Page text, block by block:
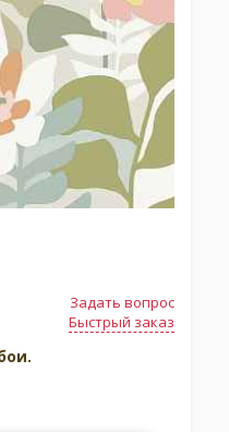
Задать вопрос
Быстрый заказ